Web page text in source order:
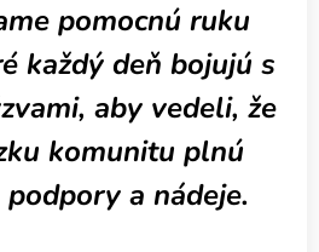
pomocnú ruku
každý deň bojujú s
aby vedeli, že
komunitu plnú
a nádeje.